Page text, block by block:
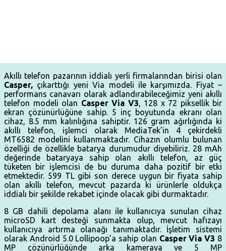
Akıllı telefon pazarının iddialı yerli firmalarından birisi olan
Casper, çıkarttığı yeni Via modeli ile karşımızda. Fiyat –
performans canavarı olarak adlandırabileceğimiz yeni akıllı
telefon modeli olan Casper Via V3, 128 x 72 piksellik bir
ekran çözünürlüğüne sahip. 5 inç boyutunda ekranı olan
cihaz, 8.5 mm kalınlığına sahiptir. 126 gram ağırlığında ki
akıllı telefon, işlemci olarak MediaTek’in 4 çekirdekli
MT6582 modelini kullanmaktadır. Cihazın olumlu bulunan
özelliği de özellikle batarya durumudur diyebiliriz. 28 mAh
değerinde bataryaya sahip olan akıllı telefon, az güç
tüketen bir işlemcisi de bu duruma daha pozitif bir etki
etmektedir. 599 TL gibi son derece uygun bir fiyata sahip
olan akıllı telefon, mevcut pazarda ki ürünlerle oldukça
iddialı bir şekilde rekabet içinde olacak gibi durmaktadır.
8 GB dahili depolama alanı ile kullanıcıya sunulan cihaz
microSD kart desteği sunmakta olup, mevcut hafızayı
kullanıcıya artırma olanağı tanımaktadır. İşletim sistemi
olarak Android 5.0 Lollipoop’a sahip olan Casper Via V3 8
MP çözünürlüğünde arka kameraya ve 5 MP